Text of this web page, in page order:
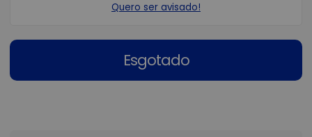
Esgotado
Quero ser avisado!